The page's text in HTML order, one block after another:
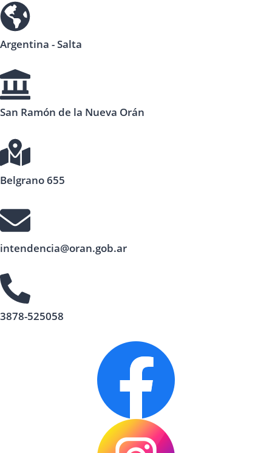
Argentina - Salta
San Ramón de la Nueva Orán
Belgrano 655
intendencia@oran.gob.ar
3878-525058